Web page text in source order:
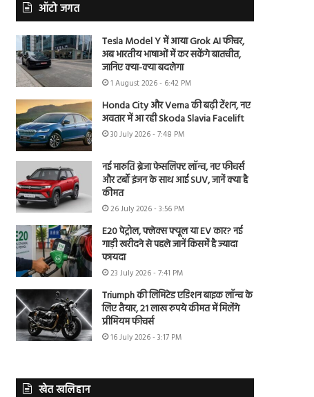
ऑटो जगत
Tesla Model Y में आया Grok AI फीचर,
अब भारतीय भाषाओं में कर सकेंगे बातचीत,
जानिए क्या-क्या बदलेगा
1 August 2026 - 6:42 PM
Honda City और Verna की बढ़ी टेंशन, नए
अवतार में आ रही Skoda Slavia Facelift
30 July 2026 - 7:48 PM
नई मारुति ब्रेजा फेसलिफ्ट लॉन्च, नए फीचर्स
और टर्बो इंजन के साथ आई SUV, जानें क्या है
कीमत
26 July 2026 - 3:56 PM
E20 पेट्रोल, फ्लेक्स फ्यूल या EV कार? नई
गाड़ी खरीदने से पहले जानें किसमें है ज्यादा
फायदा
23 July 2026 - 7:41 PM
Triumph की लिमिटेड एडिशन बाइक लॉन्च के
लिए तैयार, 21 लाख रुपये कीमत में मिलेंगे
प्रीमियम फीचर्स
16 July 2026 - 3:17 PM
खेत खलिहान